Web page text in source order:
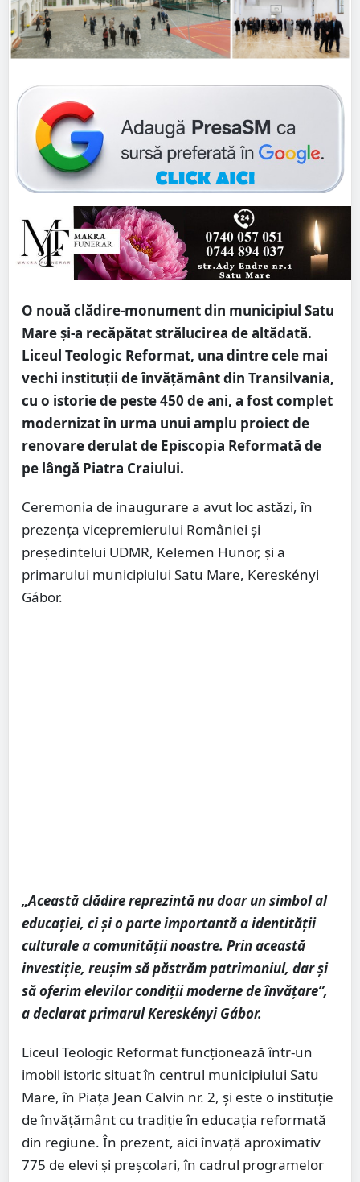
O nouă clădire-monument din municipiul Satu
Mare și-a recăpătat strălucirea de altădată.
Liceul Teologic Reformat, una dintre cele mai
vechi instituții de învățământ din Transilvania,
cu o istorie de peste 450 de ani, a fost complet
modernizat în urma unui amplu proiect de
renovare derulat de Episcopia Reformată de
pe lângă Piatra Craiului.
Ceremonia de inaugurare a avut loc astăzi, în
prezența vicepremierului României și
președintelui UDMR, Kelemen Hunor, și a
primarului municipiului Satu Mare, Kereskényi
Gábor.
„Această clădire reprezintă nu doar un simbol al
educației, ci și o parte importantă a identității
culturale a comunității noastre. Prin această
investiție, reușim să păstrăm patrimoniul, dar și
să oferim elevilor condiții moderne de învățare”,
a declarat primarul Kereskényi Gábor.
Liceul Teologic Reformat funcționează într-un
imobil istoric situat în centrul municipiului Satu
Mare, în Piața Jean Calvin nr. 2, și este o instituție
de învățământ cu tradiție în educația reformată
din regiune. În prezent, aici învață aproximativ
775 de elevi și preșcolari, în cadrul programelor